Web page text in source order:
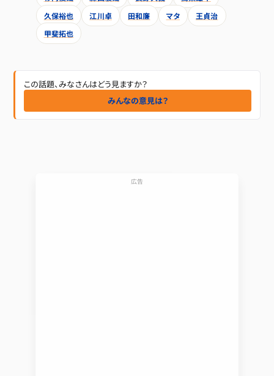
久保裕也
江川卓 田和廉 マタ
王貞治
甲斐拓也
この話題、みなさんはどう見ますか？
みんなの意見は？
広告